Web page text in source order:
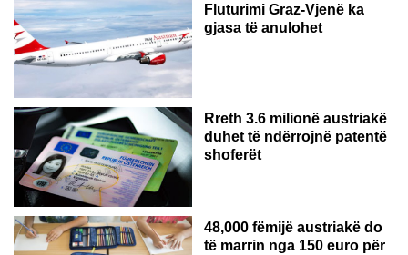
Fluturimi Graz-Vjenë ka
gjasa të anulohet
Rreth 3.6 milionë austriakë
duhet të ndërrojnë patentë
shoferët
48,000 fëmijë austriakë do
të marrin nga 150 euro për